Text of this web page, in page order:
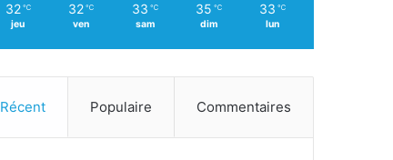
32 ℃
jeu
32 ℃
ven
33 ℃
sam
35 ℃
dim
33 ℃
lun
Récent Populaire Commentaires